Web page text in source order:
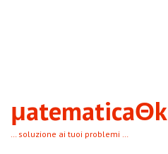
μatematicaΘk
… soluzione ai tuoi problemi …